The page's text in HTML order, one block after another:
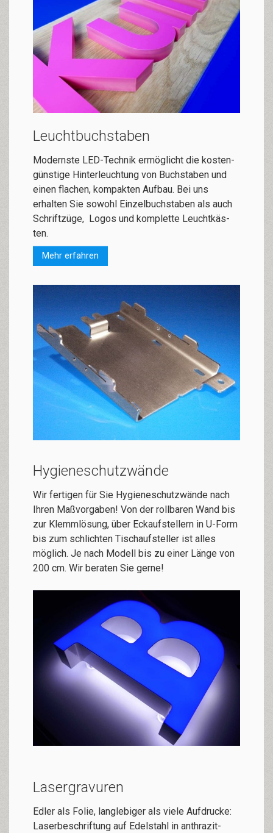
Leuchtbuchstaben
Mo­dern­ste LED-Tech­nik er­mög­licht die kos­ten­
güns­tige Hin­ter­­leuch­tung von Buch­sta­ben und
ei­nen fla­chen, kom­pak­ten Auf­bau. Bei uns
erhalten Sie sowohl Ein­zel­buch­­sta­ben als auch
Schrift­zü­ge, Logos und kom­­­plette Leucht­käs­
ten.
Mehr erfahren
Hygieneschutzwände
Wir fertigen für Sie Hygieneschutzwände nach
Ihren Maßvorgaben! Von der rollbaren Wand bis
zur Klemm­lösung, über Eckaufstellern in U-Form
bis zum schlichten Tischaufsteller ist alles
möglich. Je nach Modell bis zu einer Länge von
200 cm. Wir beraten Sie gerne!
Lasergravuren
Edler als Folie, langlebiger als viele Auf­drucke:
Laser­beschriftung auf Edelstahl in anthrazit-